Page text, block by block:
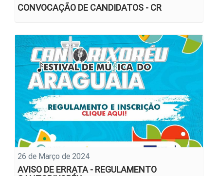
CONVOCAÇÃO DE CANDIDATOS - CR
26 de Março de 2024
AVISO DE ERRATA - REGULAMENTO